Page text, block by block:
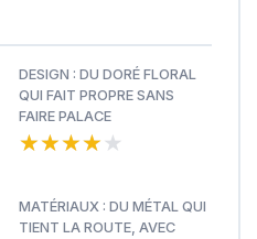
DESIGN : DU DORÉ FLORAL
QUI FAIT PROPRE SANS
FAIRE PALACE
★★★★★
★★★★★
MATÉRIAUX : DU MÉTAL QUI
TIENT LA ROUTE, AVEC